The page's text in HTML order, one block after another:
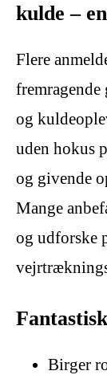
kulde –
Flere
fremragende
og
uden hokus
og givende
Mange
og udforske
Birger